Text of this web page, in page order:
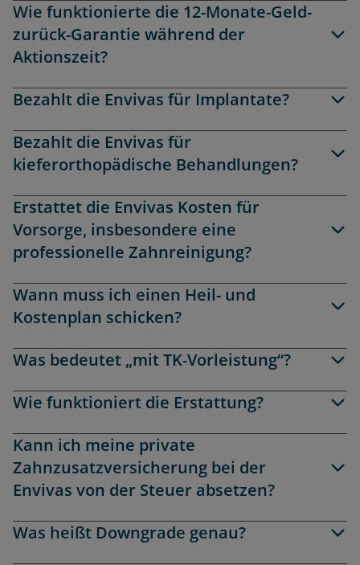
Wie funktionierte die 12-Monate-Geld-
zurück-Garantie während der
Aktionszeit?
Bezahlt die Envivas für Implantate?
Bezahlt die Envivas für
kieferorthopädische Behandlungen?
Erstattet die Envivas Kosten für
Vorsorge, insbesondere eine
professionelle Zahnreinigung?
Wann muss ich einen Heil- und
Kostenplan schicken?
Was bedeutet „mit TK-Vorleistung“?
Wie funktioniert die Erstattung?
Kann ich meine private
Zahnzusatzversicherung bei der
Envivas von der Steuer absetzen?
Was heißt Downgrade genau?